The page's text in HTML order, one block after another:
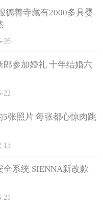
区物管表示也是左右为
不难，不过只是邻里邻居
可以了，但是现在他们双
虽然这件事得到了很多人
关于自己和小李的误会大
帮助，但是目前他仍然没
件事闹到法庭上，想用诉
便。
德善寺藏有2000多具婴
26
郎参加婚礼 十年结婚六
22
5张照片 每张都心惊肉跳
13
系统 SIENNA新改款
21